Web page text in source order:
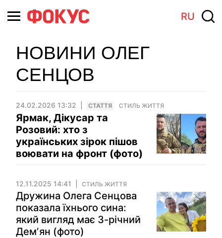
RU
НОВИНИ ОЛЕГ
СЕНЦОВ
24.02.2026 13:32 СТАТТЯ СТИЛЬ ЖИТТЯ
Ярмак, Дікусар та
Розовий: хто з
українських зірок пішов
воювати на фронт (фото)
12.11.2025 14:41 СТИЛЬ ЖИТТЯ
Дружина Олега Сенцова
показала їхнього сина:
який вигляд має 3-річний
Демʼян (фото)